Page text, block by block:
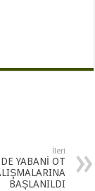
İleri
YABANİ OT
BAŞLANILDI